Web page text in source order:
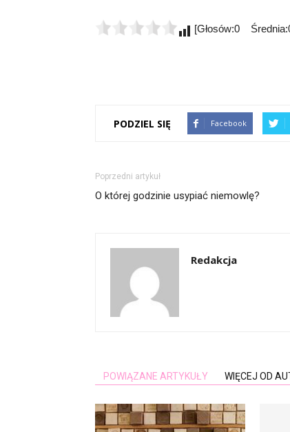
[Głosów:0
PODZIEL SIĘ Facebook
Poprzedni artykuł
O której godzinie usypiać niemowlę?
Redakcja
POWIĄZANE ARTYKUŁY WIĘCEJ OD